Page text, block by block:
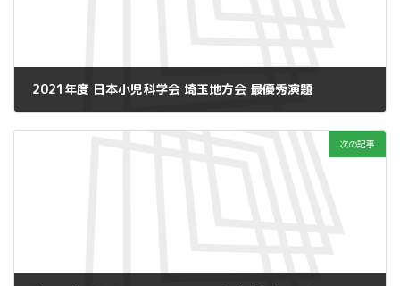
2021年度 日本小児科学会 埼玉地方会 最優秀演題
次の記事